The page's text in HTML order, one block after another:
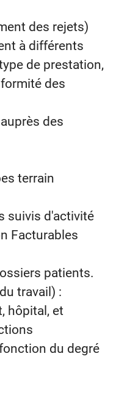
des rejets)
à différents
de prestation,
des
des
terrain
suivis d'activité
Facturables
patients.
travail) :
hôpital, et
du degré